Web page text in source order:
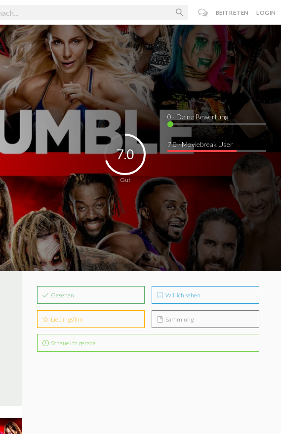
BEITRETEN LOGIN
Gut
7.0
0 · Deine Bewertung
7.0 · Moviebreak User
Gesehen Will ich sehen
Lieblingsfilm Sammlung
Schaue ich gerade